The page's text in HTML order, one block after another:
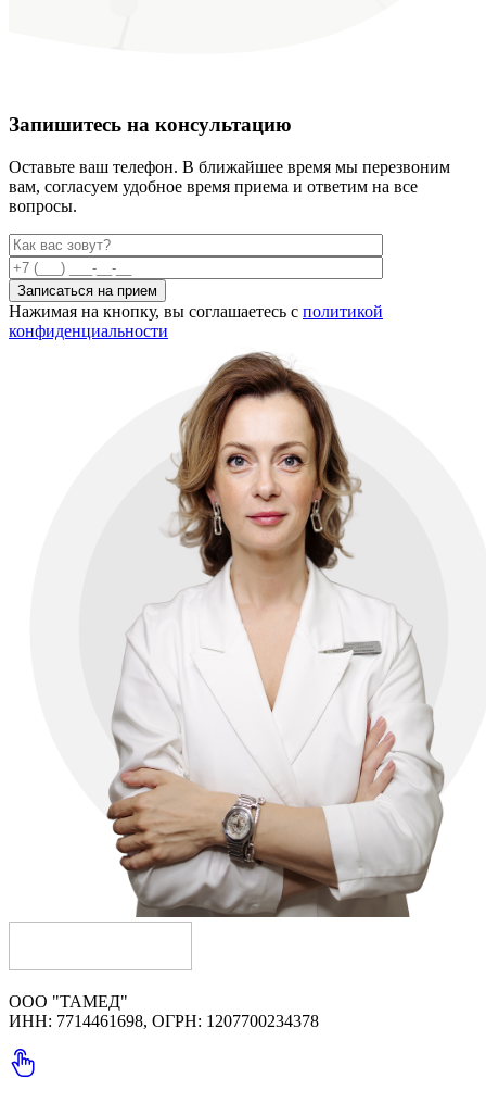
Запишитесь на консультацию
Оставьте ваш телефон. В ближайшее время мы перезвоним
вам, согласуем удобное время приема и ответим на все
вопросы.
Нажимая на кнопку, вы соглашаетесь с политикой
конфиденциальности
ООО "ТАМЕД"
ИНН: 7714461698, ОГРН: 1207700234378